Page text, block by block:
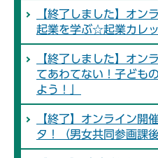
【終了しました】オン
起業を学ぶ☆起業カレッ
【終了しました】オン
てあわてない！子ども
よう！」
【終了】オンライン開
タ！（男女共同参画課